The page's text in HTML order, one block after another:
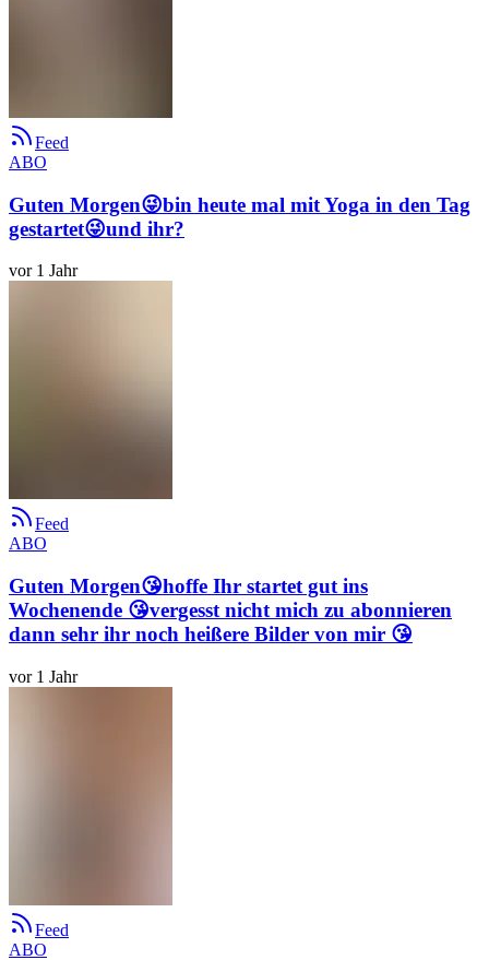
Feed
ABO
Guten Morgen😜bin heute mal mit Yoga in den Tag
gestartet😜und ihr?
vor 1 Jahr
Feed
ABO
Guten Morgen😘hoffe Ihr startet gut ins
Wochenende 😘vergesst nicht mich zu abonnieren
dann sehr ihr noch heißere Bilder von mir 😘
vor 1 Jahr
Feed
ABO